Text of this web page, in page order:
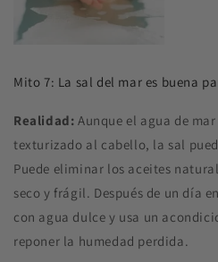
Mito 7: La sal del mar es buena
Realidad: Aunque el agua de
texturizado al cabello, la sal
Puede eliminar los aceites
seco y frágil. Después de un día
con agua dulce y usa un
reponer la humedad perdida.